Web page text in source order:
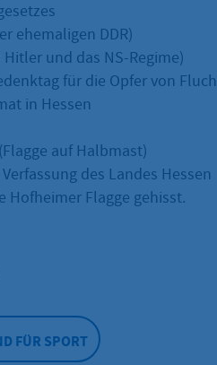
ehemaligen DDR)
und das NS-Regime)
für die Opfer von
in Hessen
auf Halbmast)
des Landes Hessen
Hofheimer Flagge gehisst.
FÜR SPORT